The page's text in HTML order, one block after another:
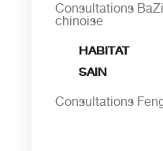
Consultations
chinoise
HABITAT
SAIN
Consultations